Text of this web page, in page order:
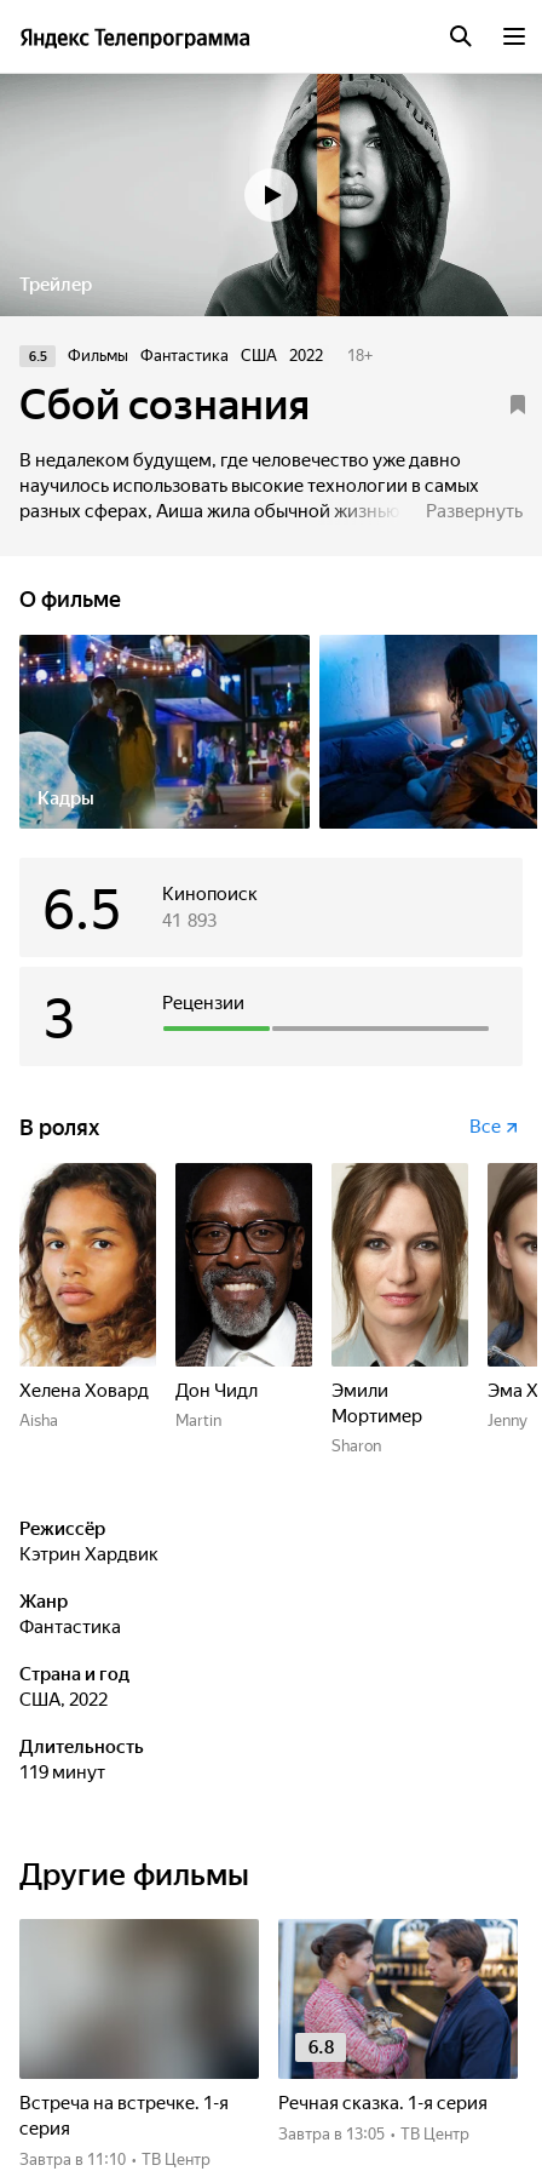
Трейлер
6.5 Фильмы Фантастика США 2022 18+
Сбой сознания
В недалеком будущем, где человечество уже давно
научилось использовать высокие технологии в самых
разных сферах, Аиша жила обычной жизнью
заставившие девушку сомневаться в своей истинной
природе.
Развернуть
О фильме
Кадры
Кинопоиск
6.5 41 893
Рецензии
3
В ролях Все
Хелена Ховард
Aisha
Дон Чидл
Martin
Эмили
Мортимер
Sharon
Эма
Jenny
Режиссёр
Кэтрин Хардвик
Жанр
фантастика
Страна и год
США, 2022
Длительность
119 минут
Другие фильмы
Встреча на встречке. 1-я
серия
Завтра в 11:10 • ТВ Центр
6.8
Речная сказка. 1-я серия
Завтра в 13:05 • ТВ Центр